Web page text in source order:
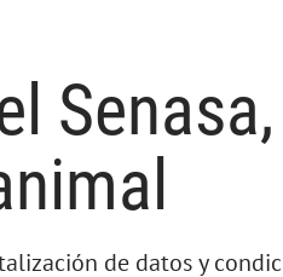
de datos y